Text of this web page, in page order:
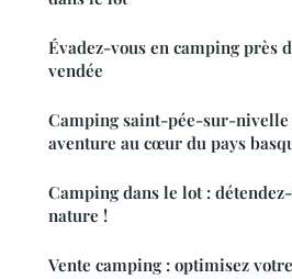
Évadez-vous en camping près
vendée
Camping saint-pée-sur-nivelle
aventure au cœur du pays
Camping dans le lot :
nature !
Vente camping : optimisez